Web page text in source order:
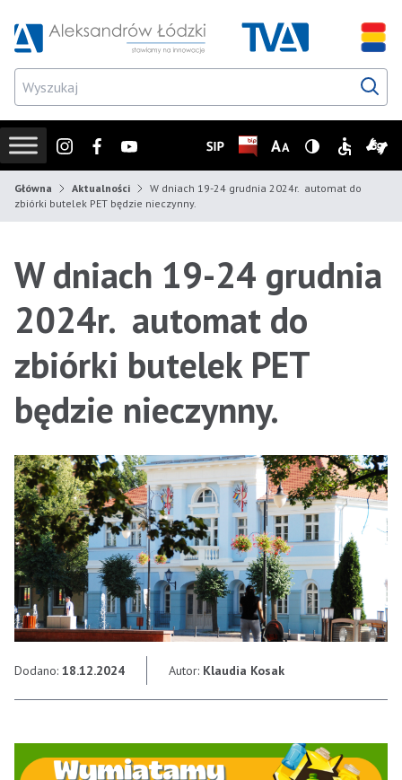
Główna Aktualności
W dniach 19-24 grudnia 2024r. automat do
zbiórki butelek PET będzie nieczynny.
W dniach 19-24 grudnia
2024r. automat do
zbiórki butelek PET
będzie nieczynny.
Dodano: 18.12.2024 Autor: Klaudia Kosak